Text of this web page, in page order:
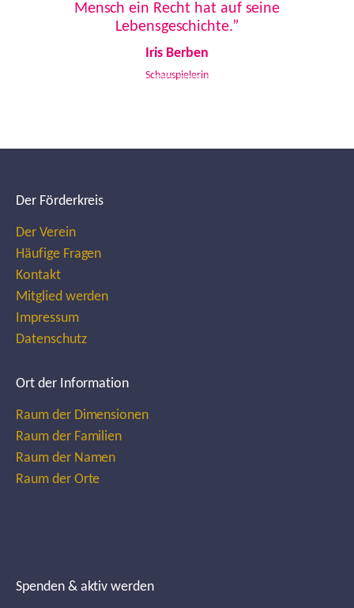
Mensch ein Recht hat auf seine
Lebensgeschichte.”
Iris Berben
Schauspielerin
Der Förderkreis
Der Verein
Häufige Fragen
Kontakt
Mitglied werden
Impressum
Datenschutz
Ort der Information
Raum der Dimensionen
Raum der Familien
Raum der Namen
Raum der Orte
Spenden & aktiv werden